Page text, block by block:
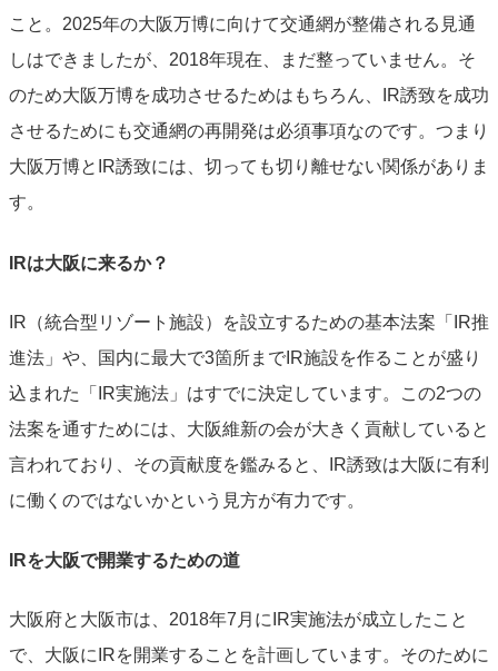
こと。2025年の大阪万博に向けて交通網が整備される見通
しはできましたが、2018年現在、まだ整っていません。そ
のため大阪万博を成功させるためはもちろん、IR誘致を成功
させるためにも交通網の再開発は必須事項なのです。つまり
大阪万博とIR誘致には、切っても切り離せない関係がありま
す。
IRは大阪に来るか？
IR（統合型リゾート施設）を設立するための基本法案「IR推
進法」や、国内に最大で3箇所までIR施設を作ることが盛り
込まれた「IR実施法」はすでに決定しています。この2つの
法案を通すためには、大阪維新の会が大きく貢献していると
言われており、その貢献度を鑑みると、IR誘致は大阪に有利
に働くのではないかという見方が有力です。
IRを大阪で開業するための道
大阪府と大阪市は、2018年7月にIR実施法が成立したこと
で、大阪にIRを開業することを計画しています。そのために